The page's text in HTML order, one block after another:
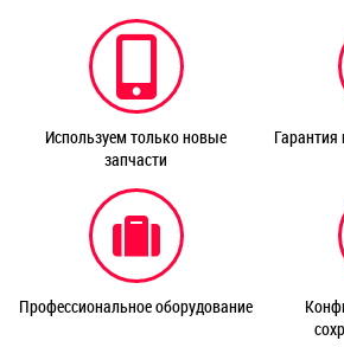
Используем только новые
запчасти
Гарантия
Профессиональное оборудование